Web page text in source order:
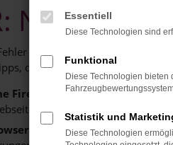
NETWORK
aufgetreten.
die dir helfen können:
Firewall und deine
zum Beispiel deine
Essentiell
Diese Technologien sind
Funktional
Diese Technologien bieten
Statistik und
Diese Technologien